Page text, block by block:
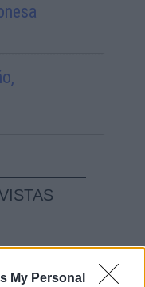
My Personal